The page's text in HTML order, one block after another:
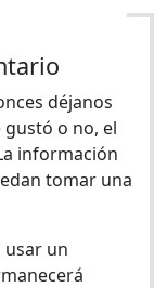
déjanos
o no, el
información
tomar una
usar un